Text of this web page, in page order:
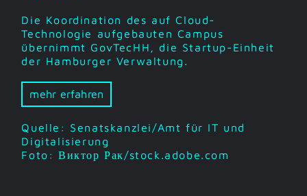
Die Koordination des auf Cloud-
Technologie aufgebauten Campus
übernimmt GovTecHH, die Startup-Einheit
der Hamburger Verwaltung.
mehr erfahren
Quelle: Senatskanzlei/Amt für IT und
Digitalisierung
Foto: Виктор Рак/stock.adobe.com